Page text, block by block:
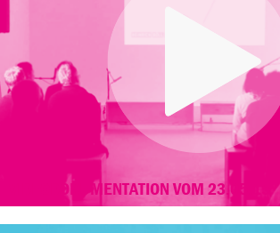
VIDEODOKUMENTATION VOM 23.05.15